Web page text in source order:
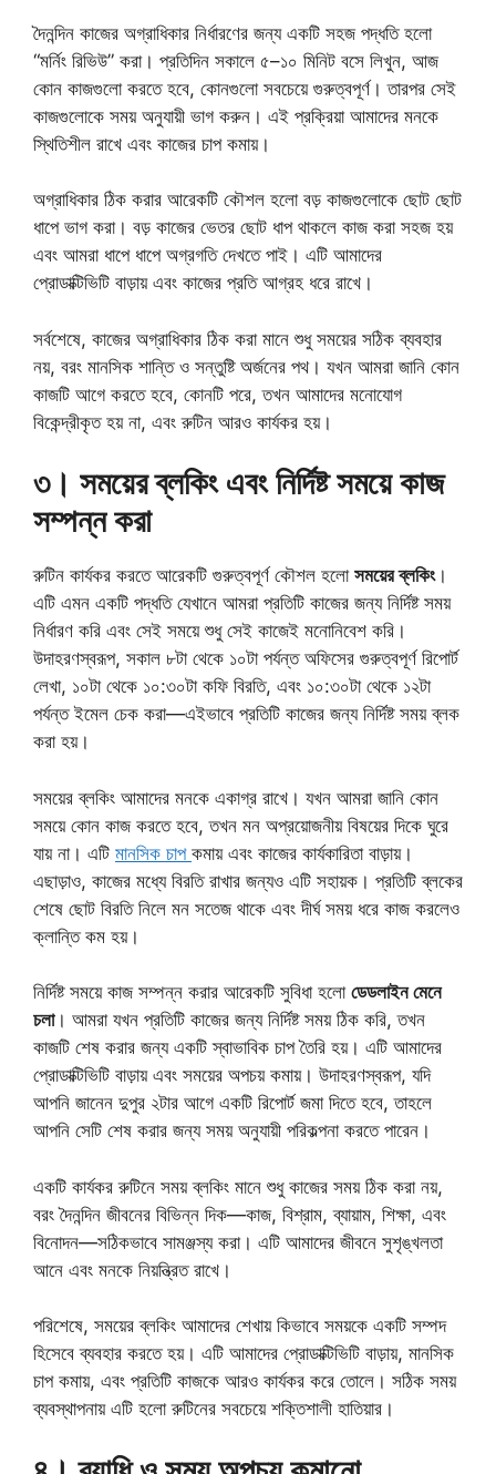
দৈনন্দিন কাজের অগ্রাধিকার নির্ধারণের জন্য একটি সহজ পদ্ধতি হলো
“মর্নিং রিভিউ” করা। প্রতিদিন সকালে ৫–১০ মিনিট বসে লিখুন, আজ
কোন কাজগুলো করতে হবে, কোনগুলো সবচেয়ে গুরুত্বপূর্ণ। তারপর সেই
কাজগুলোকে সময় অনুযায়ী ভাগ করুন। এই প্রক্রিয়া আমাদের মনকে
স্থিতিশীল রাখে এবং কাজের চাপ কমায়।
অগ্রাধিকার ঠিক করার আরেকটি কৌশল হলো বড় কাজগুলোকে ছোট ছোট
ধাপে ভাগ করা। বড় কাজের ভেতর ছোট ধাপ থাকলে কাজ করা সহজ হয়
এবং আমরা ধাপে ধাপে অগ্রগতি দেখতে পাই। এটি আমাদের
প্রোডাক্টিভিটি বাড়ায় এবং কাজের প্রতি আগ্রহ ধরে রাখে।
সর্বশেষে, কাজের অগ্রাধিকার ঠিক করা মানে শুধু সময়ের সঠিক ব্যবহার
নয়, বরং মানসিক শান্তি ও সন্তুষ্টি অর্জনের পথ। যখন আমরা জানি কোন
কাজটি আগে করতে হবে, কোনটি পরে, তখন আমাদের মনোযোগ
বিকেন্দ্রীকৃত হয় না, এবং রুটিন আরও কার্যকর হয়।
৩। সময়ের ব্লকিং এবং নির্দিষ্ট সময়ে কাজ
সম্পন্ন করা
রুটিন কার্যকর করতে আরেকটি গুরুত্বপূর্ণ কৌশল হলো সময়ের ব্লকিং।
এটি এমন একটি পদ্ধতি যেখানে আমরা প্রতিটি কাজের জন্য নির্দিষ্ট সময়
নির্ধারণ করি এবং সেই সময়ে শুধু সেই কাজেই মনোনিবেশ করি।
উদাহরণস্বরূপ, সকাল ৮টা থেকে ১০টা পর্যন্ত অফিসের গুরুত্বপূর্ণ রিপোর্ট
লেখা, ১০টা থেকে ১০:৩০টা কফি বিরতি, এবং ১০:৩০টা থেকে ১২টা
পর্যন্ত ইমেল চেক করা—এইভাবে প্রতিটি কাজের জন্য নির্দিষ্ট সময় ব্লক
করা হয়।
সময়ের ব্লকিং আমাদের মনকে একাগ্র রাখে। যখন আমরা জানি কোন
সময়ে কোন কাজ করতে হবে, তখন মন অপ্রয়োজনীয় বিষয়ের দিকে ঘুরে
যায় না। এটি মানসিক চাপ কমায় এবং কাজের কার্যকারিতা বাড়ায়।
এছাড়াও, কাজের মধ্যে বিরতি রাখার জন্যও এটি সহায়ক। প্রতিটি ব্লকের
শেষে ছোট বিরতি নিলে মন সতেজ থাকে এবং দীর্ঘ সময় ধরে কাজ করলেও
ক্লান্তি কম হয়।
নির্দিষ্ট সময়ে কাজ সম্পন্ন করার আরেকটি সুবিধা হলো ডেডলাইন মেনে
চলা। আমরা যখন প্রতিটি কাজের জন্য নির্দিষ্ট সময় ঠিক করি, তখন
কাজটি শেষ করার জন্য একটি স্বাভাবিক চাপ তৈরি হয়। এটি আমাদের
প্রোডাক্টিভিটি বাড়ায় এবং সময়ের অপচয় কমায়। উদাহরণস্বরূপ, যদি
আপনি জানেন দুপুর ২টার আগে একটি রিপোর্ট জমা দিতে হবে, তাহলে
আপনি সেটি শেষ করার জন্য সময় অনুযায়ী পরিকল্পনা করতে পারেন।
একটি কার্যকর রুটিনে সময় ব্লকিং মানে শুধু কাজের সময় ঠিক করা নয়,
বরং দৈনন্দিন জীবনের বিভিন্ন দিক—কাজ, বিশ্রাম, ব্যায়াম, শিক্ষা, এবং
বিনোদন—সঠিকভাবে সামঞ্জস্য করা। এটি আমাদের জীবনে সুশৃঙ্খলতা
আনে এবং মনকে নিয়ন্ত্রিত রাখে।
পরিশেষে, সময়ের ব্লকিং আমাদের শেখায় কিভাবে সময়কে একটি সম্পদ
হিসেবে ব্যবহার করতে হয়। এটি আমাদের প্রোডাক্টিভিটি বাড়ায়, মানসিক
চাপ কমায়, এবং প্রতিটি কাজকে আরও কার্যকর করে তোলে। সঠিক সময়
ব্যবস্থাপনায় এটি হলো রুটিনের সবচেয়ে শক্তিশালী হাতিয়ার।